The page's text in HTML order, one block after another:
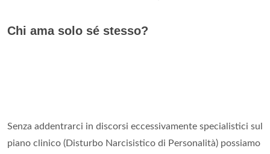
Chi ama solo sé stesso?
Senza addentrarci in discorsi eccessivamente specialistici sul
piano clinico (Disturbo Narcisistico di Personalità) possiamo